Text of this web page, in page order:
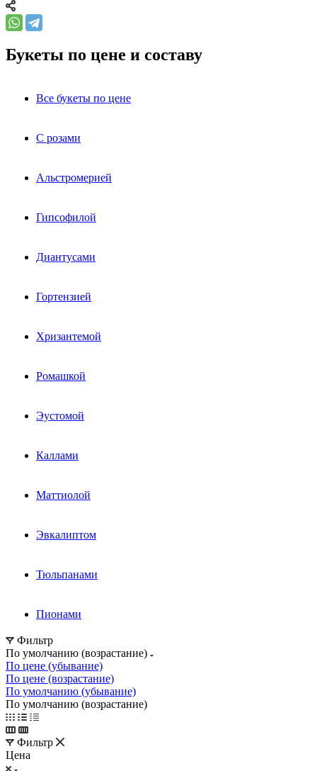
Букеты по цене и составу
Все букеты по цене
С розами
Альстромерией
Гипсофилой
Диантусами
Гортензией
Хризантемой
Ромашкой
Эустомой
Каллами
Маттиолой
Эвкалиптом
Тюльпанами
Пионами
Фильтр
По умолчанию (возрастание)
По цене (убывание)
По цене (возрастание)
По умолчанию (убывание)
По умолчанию (возрастание)
Фильтр
Цена